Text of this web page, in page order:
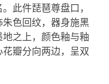
此件琵琶尊盘口，
色回纹，器身施黑
之上，颜色釉与釉
瓣分向两边，呈双